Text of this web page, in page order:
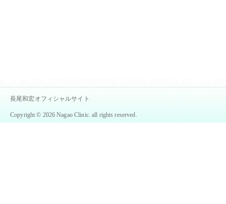
長尾和宏オフィシャルサイト
Copyright © 2026 Nagao Clinic. all rights reserved.